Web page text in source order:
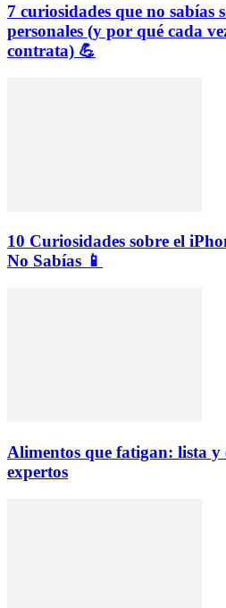
7 curiosidades que no sabías
personales (y por qué cada
contrata) 💪
10 Curiosidades sobre el
No Sabías 📱
Alimentos que fatigan: lista y
expertos